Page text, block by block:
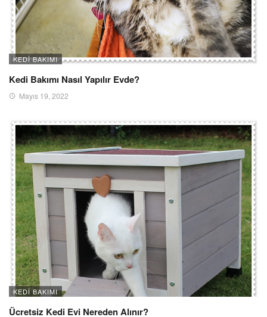
KEDI BAKIMI
Kedi Bakımı Nasıl Yapılır Evde?
Mayıs 19, 2022
KEDI BAKIMI
Ücretsiz Kedi Evi Nereden Alınır?